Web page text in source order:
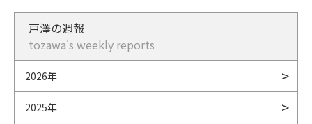
戸澤の週報
tozawa's weekly reports
2026年
2025年